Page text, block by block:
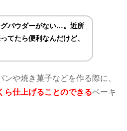
パウダーがない…。近所
てたら便利なんだけど、
や焼き菓子などを作る際に、
ら仕上げることのできるベーキ